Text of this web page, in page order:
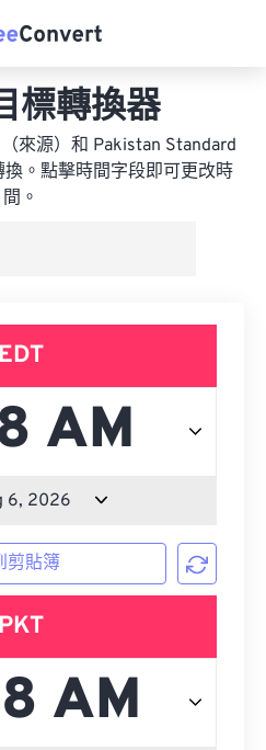
標轉換器
來源）和 Pakistan Standard
。點擊時間字段即可更改時
間。
EDT
剪貼簿
PKT